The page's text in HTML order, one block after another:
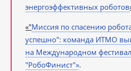
энергоэффективных роботов
«"Миссия по спасению
успешно": команда ИТМО
на Международном
"РобоФинист"».